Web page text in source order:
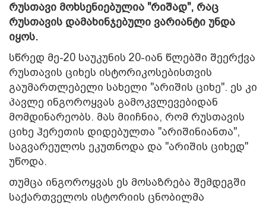
რუსთავი მოხსენიებულია "რიშად", რაც
რუსთავის დამახინჯებული ვარიანტი უნდა
იყოს.
სწრედ მე-20 საუკუნის 20-იან წლებში შეერქვა
რუსთავის ციხეს ისტორიკოსებისთვის
გაუმართლებელი სახელი "არიშის ციხე". ეს კი
პავლე ინგოროყვას გამოკვლევებიდან
მომდინარეობს. მას მიიჩნია, რომ რუსთავის
ციხე ჰერეთის დიდებულთა "არიშინიანთა",
საგვარეულოს ეკუთნოდა და "არიშის ციხედ"
უწოდა.
თუმცა ინგოროყვას ეს მოსაზრება შემდეგში
საქართველოს ისტორიის ცნობილმა